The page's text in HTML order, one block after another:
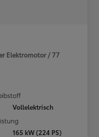
Elektromotor / 77
Vollelektrisch
165 kW (224 PS)